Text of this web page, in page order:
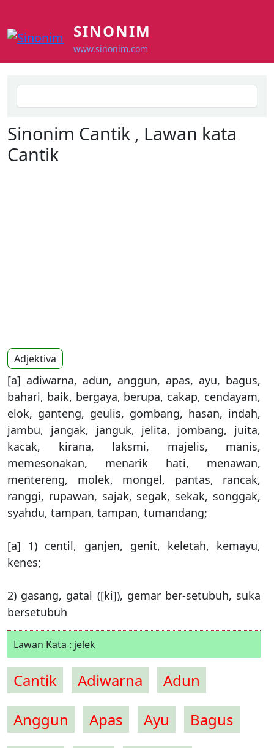
SINONIM
www.sinonim.com
Sinonim Cantik , Lawan kata
Cantik
Adjektiva
[a] adiwarna, adun, anggun, apas, ayu, bagus,
bahari, baik, bergaya, berupa, cakap, cendayam,
elok, ganteng, geulis, gombang, hasan, indah,
jambu, jangak, janguk, jelita, jombang, juita,
kacak, kirana, laksmi, majelis, manis,
memesonakan, menarik hati, menawan,
mentereng, molek, mongel, pantas, rancak,
ranggi, rupawan, sajak, segak, sekak, songgak,
syahdu, tampan, tampan, tumandang;
[a] 1) centil, ganjen, genit, keletah, kemayu,
kenes;
2) gasang, gatal ([ki]), gemar ber-setubuh, suka
bersetubuh
Lawan Kata : jelek
Cantik Adiwarna
Adun
Anggun
Apas Ayu
Bagus